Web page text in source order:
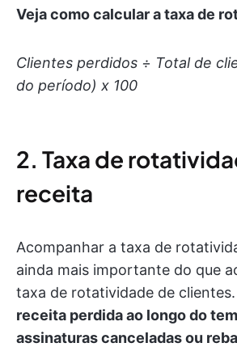
Veja como calcular a taxa de
Clientes perdidos ÷ Total de
do período) x 100
2. Taxa de
receita
Acompanhar a taxa de
ainda mais importante do que
taxa de rotatividade de
receita perdida ao longo do
assinaturas canceladas ou